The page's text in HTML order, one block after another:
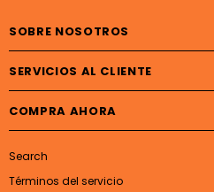
SOBRE NOSOTROS
SERVICIOS AL CLIENTE
COMPRA AHORA
Search
Términos del servicio